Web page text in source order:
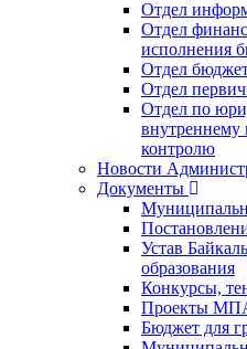
Отдел
Отдел
исполнения
Отдел
Отдел
Отдел по
контролю
Новости
Документы
Устав
образования
Конкурсы,
Проекты
Бюджет для